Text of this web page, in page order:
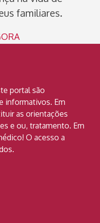
familiares.
portal são
informativos. Em
as orientações
e ou, tratamento. Em
O acesso a